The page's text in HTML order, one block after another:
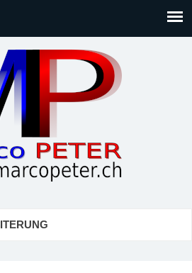
Sport und Technik (IT)